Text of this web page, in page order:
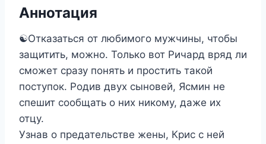
Аннотация
☯︎︎Отказаться от любимого мужчины, чтобы
защитить, можно. Только вот Ричард вряд ли
сможет сразу понять и простить такой
поступок. Родив двух сыновей, Ясмин не
спешит сообщать о них никому, даже их
отцу.
Узнав о предательстве жены, Крис с ней